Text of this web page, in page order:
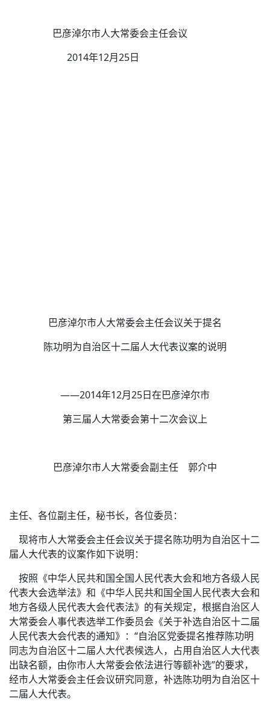
巴彦淖尔市人大常委会主任会议
2014年12月25日
巴彦淖尔市人大常委会主任会议关于提名
陈功明为自治区十二届人大代表议案的说明
——2014年12月25日在巴彦淖尔市
第三届人大常委会第十二次会议上
巴彦淖尔市人大常委会副主任 郭介中
主任、各位副主任，秘书长，各位委员：
现将市人大常委会主任会议关于提名陈功明为自治区十二
届人大代表的议案作如下说明：
按照《中华人民共和国全国人民代表大会和地方各级人民
代表大会选举法》和《中华人民共和国全国人民代表大会和
地方各级人民代表大会代表法》的有关规定，根据自治区人
大常委会人事代表选举工作委员会《关于补选自治区十二届
人民代表大会代表的通知》：“自治区党委提名推荐陈功明
同志为自治区十二届人大代表候选人，占用自治区人大代表
出缺名额，由你市人大常委会依法进行等额补选”的要求，
经市人大常委会主任会议研究同意，补选陈功明为自治区十
二届人大代表。